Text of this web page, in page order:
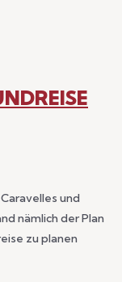
und
nämlich der Plan
zu planen